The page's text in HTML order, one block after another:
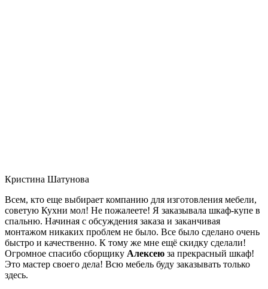
Кристина Шатунова
Всем, кто еще выбирает компанию для изготовления мебели,
советую Кухни мол! Не пожалеете! Я заказывала шкаф-купе в
спальню. Начиная с обсуждения заказа и заканчивая
монтажом никаких проблем не было. Все было сделано очень
быстро и качественно. К тому же мне ещё скидку сделали!
Огромное спасибо сборщику Алексею за прекрасный шкаф!
Это мастер своего дела! Всю мебель буду заказывать только
здесь.